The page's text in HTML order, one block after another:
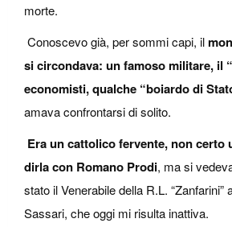
morte.
Conoscevo già, per sommi capi, il
si circondava: un famoso militare, il
economisti, qualche “boiardo di
amava confrontarsi di solito.
Era un cattolico fervente, non certo
dirla con Romano Prodi, ma si
stato il Venerabile della R.L. “Zanfarini”
Sassari, che oggi mi risulta inattiva.